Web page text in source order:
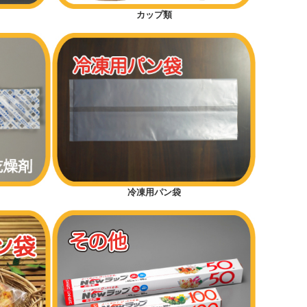
カップ類
冷凍用パン袋